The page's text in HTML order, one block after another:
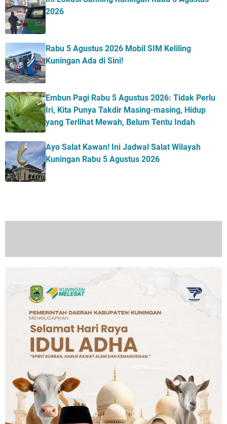
2026
Rabu 5 Agustus 2026 Mobil SIM Keliling
Kuningan Ada di Sini!
Embun Pagi Rabu 5 Agustus 2026: Tidak Perlu
Iri, Kita Punya Takdir Masing-masing, Hidup
yang Terlihat Mewah, Belum Tentu Indah
Ayo Salat Kawan! Ini Jadwal Salat Wilayah
Kuningan Rabu 5 Agustus 2026